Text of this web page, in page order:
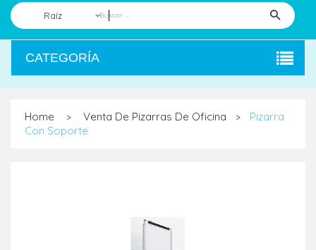
Raíz
CATEGORÍA
Home > Venta De Pizarras De Oficina >
Pizarra
Con Soporte